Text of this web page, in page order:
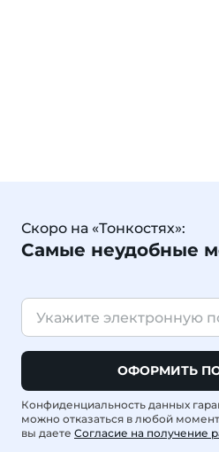
Скоро на «Тонкостях»:
Самые неудобные
ОФОРМИТЬ
Конфиденциальность данных
можно отказаться в любой
вы даете Согласие на получение